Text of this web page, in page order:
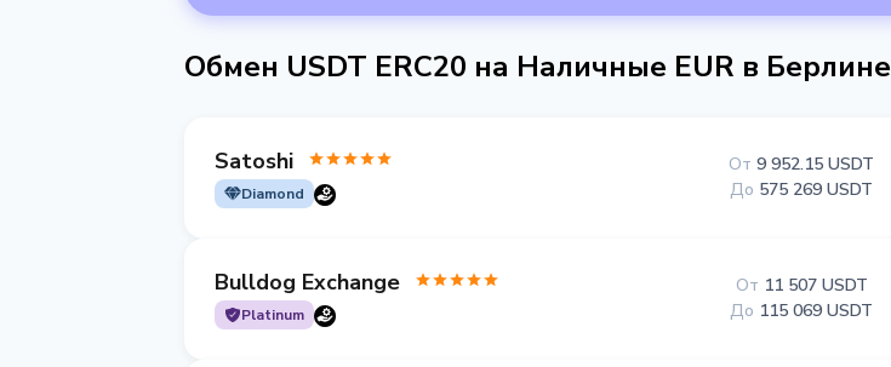
Обмен USDT ERC20 на Наличные EUR в Берлине
Satoshi
Diamond
От 9 952.15 USDT
До 575 269 USDT
Bulldog Exchange
Platinum
От 11 507 USDT
До 115 069 USDT